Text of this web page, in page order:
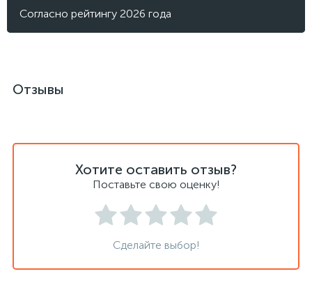
Согласно рейтингу 2026 года
Отзывы
Хотите оставить отзыв?
Поставьте свою оценку!
Сделайте выбор!